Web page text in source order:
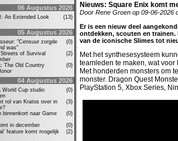
06 Augustus 2026
An Extended Look
(13)
05 Augustus 2026
"Censuur zorgde
was"
(0)
of Survival
(2)
The Old Country
(0)
04 Augustus 2026
World Cup studio
(0)
rol van Kratos over in
(3)
binnenkort naar Game
(0)
in december
(0)
feature komt mogelijk
(2)
Nieuws: Square Enix komt
Door Rene Groen op 09-06-2026
Er is een nieuw deel
ontdekken, scouten en
van de iconische Slimes tot
Met het synthesesysteem
teamleden te maken, wat
Met honderden monsters om
monster. Dragon Quest
PlayStation 5, Xbox Series,